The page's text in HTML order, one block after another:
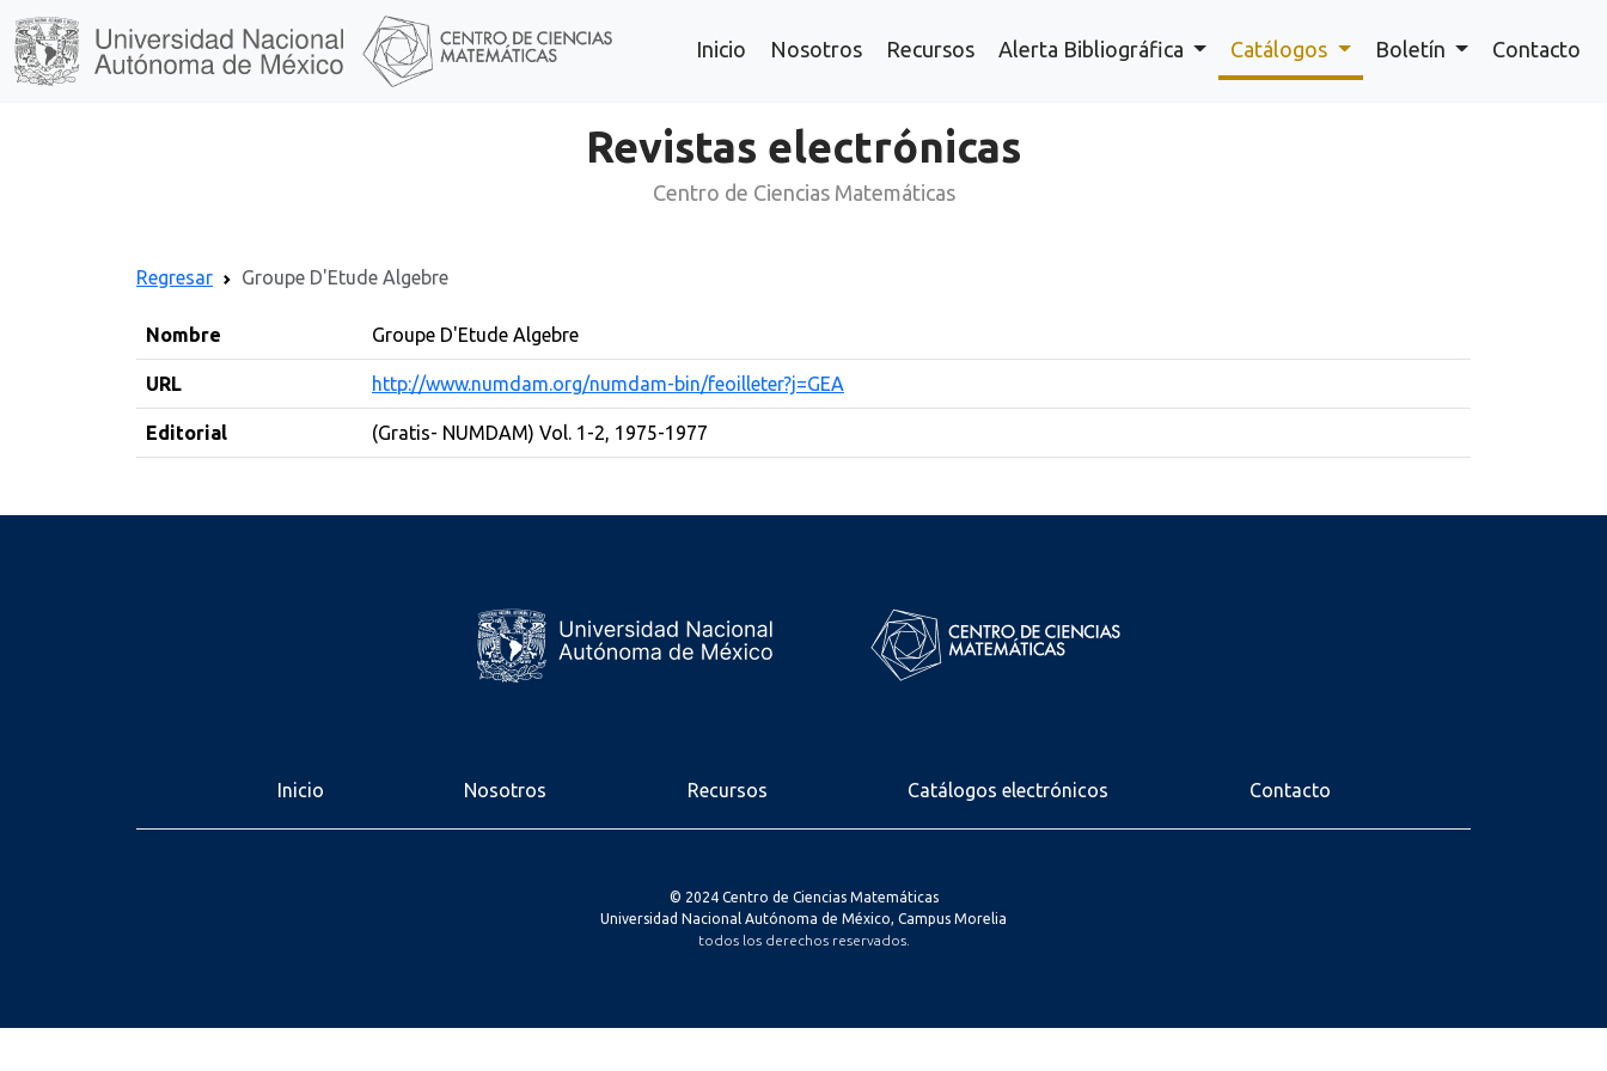
Inicio Nosotros Recursos Alerta Bibliográfica Catálogos Boletín Contacto
Revistas electrónicas
Centro de Ciencias Matemáticas
Regresar Groupe D'Etude Algebre
Nombre Groupe D'Etude Algebre
URL http://www.numdam.org/numdam-bin/feoilleter?j=GEA
Editorial (Gratis- NUMDAM) Vol. 1-2, 1975-1977
Inicio Nosotros Recursos Catálogos electrónicos Contacto
© 2024 Centro de Ciencias Matemáticas
Universidad Nacional Autónoma de México, Campus Morelia
todos los derechos reservados.